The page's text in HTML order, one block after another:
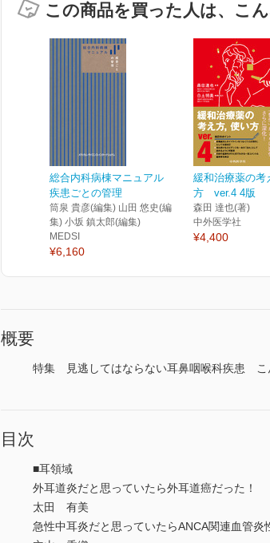
この商品を買った人は、こ
総合内科病棟マニュアル
疾患ごとの管理
筒泉 貴彦(編集) 山田 悠史(編
集) 小坂 鎮太郎(編集)
MEDSI
¥6,160
緩和治療薬の考
方 ver.4 4版
森田 達也(著)
中外医学社
¥4,400
概要
特集 見逃してはならない耳鼻咽喉科疾患 こ
目次
■耳領域
外耳道炎だと思っていたら外耳道癌だった！
太田 有美
急性中耳炎だと思っていたらANCA関連血管炎